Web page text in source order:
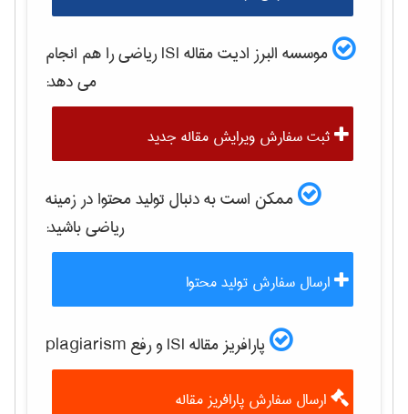
موسسه البرز ادیت مقاله ISI رياضیرا هم انجام
می دهد:
ثبت سفارش ویرایش مقاله جدید
ممکن است به دنبال تولید محتوا در زمینه
رياضیباشید:
ارسال سفارش تولید محتوا
پارافریز مقاله ISI و رفع plagiarism
ارسال سفارش پارافریز مقاله